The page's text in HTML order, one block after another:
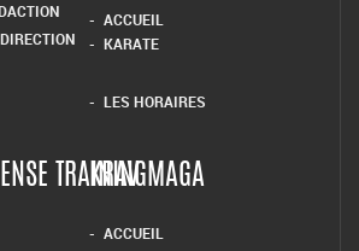
ACCUEIL
KARATE
LES HORAIRES
TRAINING
KRAV MAGA
ACCUEIL